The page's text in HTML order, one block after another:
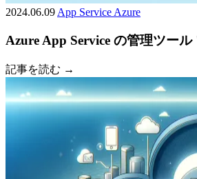
2024.06.09 App Service Azure
Azure App Service の管理ツー
記事を読む →